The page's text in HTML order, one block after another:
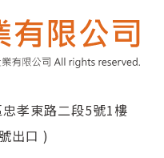
孝東路二段5號1樓
出口 )